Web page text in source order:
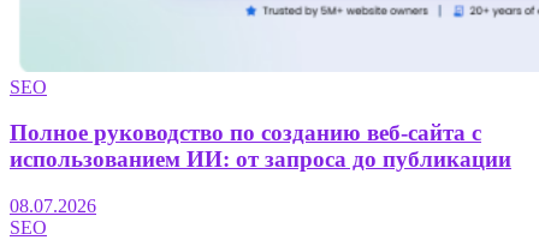
SEO
Полное руководство по созданию веб-сайта с
использованием ИИ: от запроса до публикации
08.07.2026
SEO